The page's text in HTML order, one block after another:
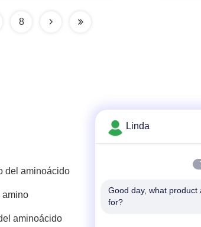
8
del aminoácido
amino
aminoácido
86-136-
Linda
Good day, what product
for?